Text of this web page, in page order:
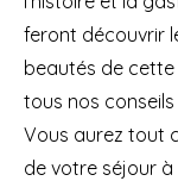
feront découvrir
beautés de cette
tous nos
Vous aurez tout
de votre séjour à